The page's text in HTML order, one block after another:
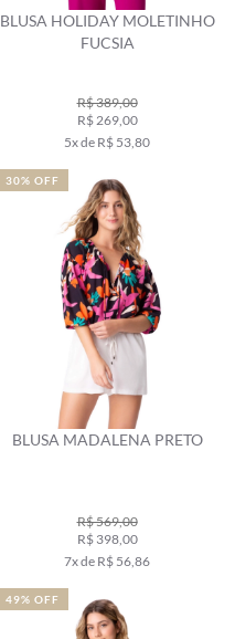
BLUSA HOLIDAY MOLETINHO
FUCSIA
R$ 389,00
R$ 269,00
5x de R$ 53,80
BLUSA MADALENA PRETO
R$ 569,00
R$ 398,00
7x de R$ 56,86
30% OFF
49% OFF